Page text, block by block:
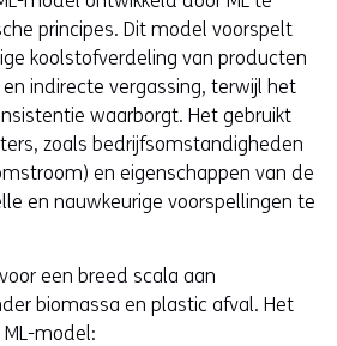
principes. Dit model voorspelt
koolstofverdeling van producten
indirecte vergassing, terwijl het
waarborgt. Het gebruikt
zoals bedrijfsomstandigheden
en eigenschappen van de
en nauwkeurige voorspellingen te
een breed scala aan
biomassa en plastic afval. Het
model: